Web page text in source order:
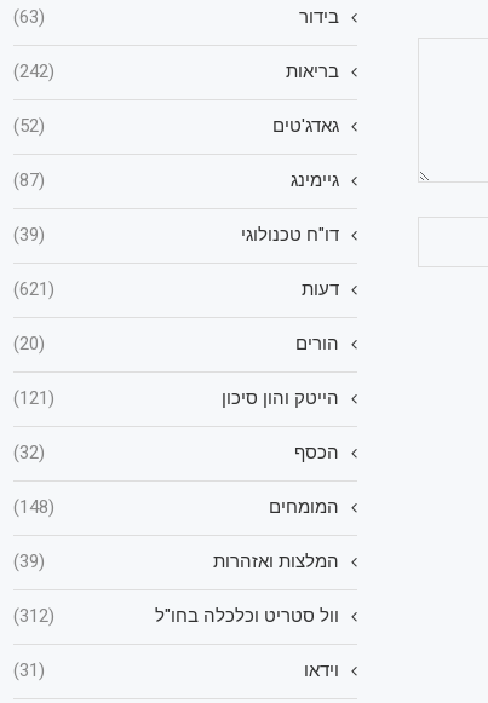
בידור (63)
בריאות (242)
גאדג'טים (52)
גיימינג (87)
דו"ח טכנולוגי (39)
דעות (621)
הורים (20)
הייטק והון סיכון (121)
הכסף (32)
המומחים (148)
המלצות ואזהרות (39)
וול סטריט וכלכלה בחו"ל (312)
וידאו (31)